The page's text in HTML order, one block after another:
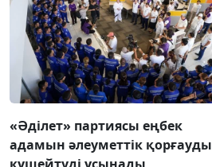
«Әділет» партиясы еңбек
адамын әлеуметтік қорғауды